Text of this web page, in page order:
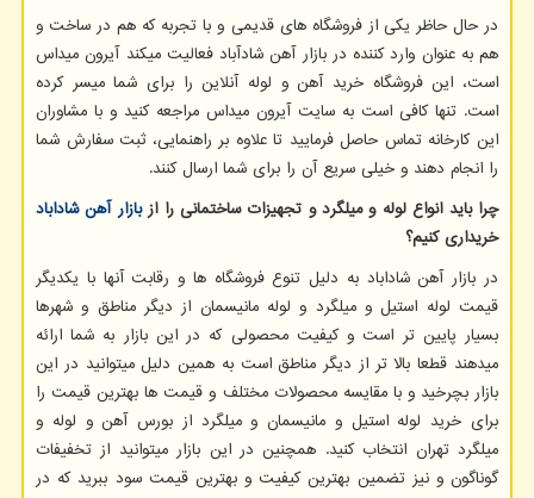
در حال حاظر یکی از فروشگاه های قدیمی و با تجربه که هم در ساخت و
هم به عنوان وارد کننده در بازار آهن شادآباد فعالیت میکند آیرون میداس
است، این فروشگاه خرید آهن و لوله آنلاین را برای شما میسر کرده
است. تنها کافی است به سایت آیرون میداس مراجعه کنید و با مشاوران
این کارخانه تماس حاصل فرمایید تا علاوه بر راهنمایی، ثبت سفارش شما
را انجام دهند و خیلی سریع آن را برای شما ارسال کنند.
چرا باید انواع لوله و میلگرد و تجهیزات ساختمانی را ازبازار آهن شاداباد
خریداری کنیم؟
در بازار آهن شاداباد به دلیل تنوع فروشگاه ها و رقابت آنها با یکدیگر
قیمت لوله استیل و میلگرد و لوله مانیسمان از دیگر مناطق و شهرها
بسیار پایین تر است و کیفیت محصولی که در این بازار به شما ارائه
میدهند قطعا بالا تر از دیگر مناطق است به همین دلیل میتوانید در این
بازار بچرخید و با مقایسه محصولات مختلف و قیمت ها بهترین قیمت را
برای خرید لوله استیل و مانیسمان و میلگرد از بورس آهن و لوله و
میلگرد تهران انتخاب کنید. همچنین در این بازار میتوانید از تخفیفات
گوناگون و نیز تضمین بهترین کیفیت و بهترین قیمت سود ببرید که در